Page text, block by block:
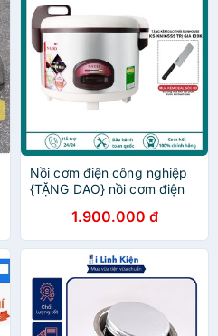
Nồi cơm điện công nghiệp
{TẶNG DAO} nồi cơm điện
nghệ Việt Nhật cao cấp
1.900.000 đ